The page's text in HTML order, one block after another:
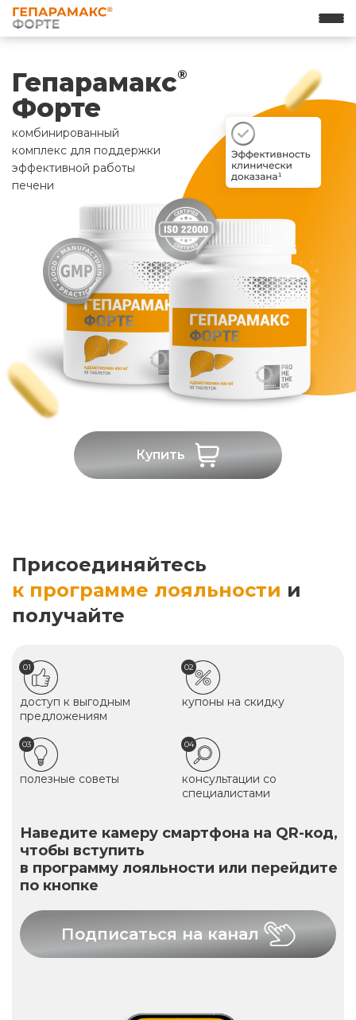
Гепарамакс®
Форте
комбинированный
комплекс для поддержки
эффективной работы
печени
Купить
Присоединяйтесь
к программе лояльности и
получайте
01
доступ к выгодным
предложениям
02
купоны на скидку
03
полезные советы
04
консультации со
специалистами
Наведите камеру смартфона на QR-код,
чтобы вступить
в программу лояльности или перейдите
по кнопке
Подписаться на канал